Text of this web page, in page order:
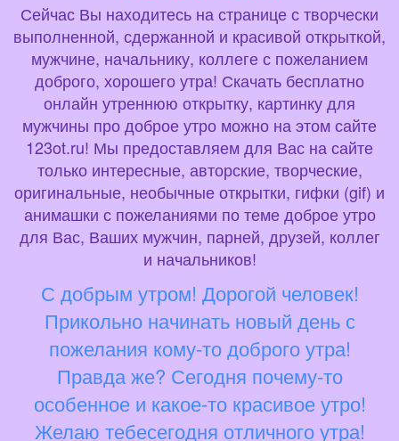
Сейчас Вы находитесь на странице с творчески
выполненной, сдержанной и красивой открыткой,
мужчине, начальнику, коллеге с пожеланием
доброго, хорошего утра! Скачать бесплатно
онлайн утреннюю открытку, картинку для
мужчины про доброе утро можно на этом сайте
123ot.ru! Мы предоставляем для Вас на сайте
только интересные, авторские, творческие,
оригинальные, необычные открытки, гифки (gif) и
анимашки с пожеланиями по теме доброе утро
для Вас, Ваших мужчин, парней, друзей, коллег
и начальников!
С добрым утром! Дорогой человек!
Прикольно начинать новый день с
пожелания кому-то доброго утра!
Правда же? Сегодня почему-то
особенное и какое-то красивое утро!
Желаю тебесегодня отличного утра!